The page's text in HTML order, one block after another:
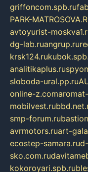
griffoncom.spb.ru
PARK-
avtoyurist-
dg-lab.ruangrup.ru
krsk124.ru
analitikaplus.ru
sloboda-ural.pp.ru
online-z.com
mobilvest.ru
smp-forum.ru
avrmotors.ruart-
ecostep-samara.ru
sko.com.ru
kokoroyari.spb.ru